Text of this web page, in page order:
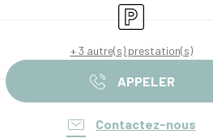
Parking
+ 3 autre(s) prestation(s)
APPELER
Contactez-nous